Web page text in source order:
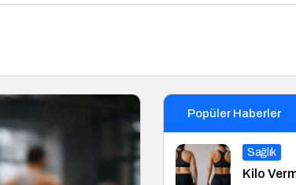
Popüler Haberler
Sağlık
Kilo